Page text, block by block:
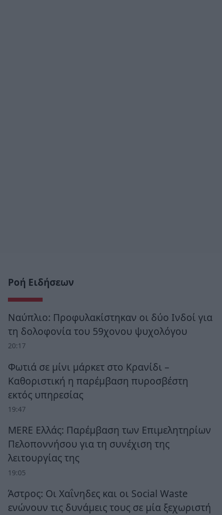
Ροή Ειδήσεων
Ναύπλιο: Προφυλακίστηκαν οι δύο Ινδοί για
τη δολοφονία του 59χονου ψυχολόγου
20:17
Φωτιά σε μίνι μάρκετ στο Κρανίδι –
Καθοριστική η παρέμβαση πυροσβέστη
εκτός υπηρεσίας
19:47
MERE Ελλάς: Παρέμβαση των Επιμελητηρίων
Πελοποννήσου για τη συνέχιση της
λειτουργίας της
19:05
Άστρος: Οι Χαΐνηδες και οι Social Waste
ενώνουν τις δυνάμεις τους σε μία ξεχωριστή